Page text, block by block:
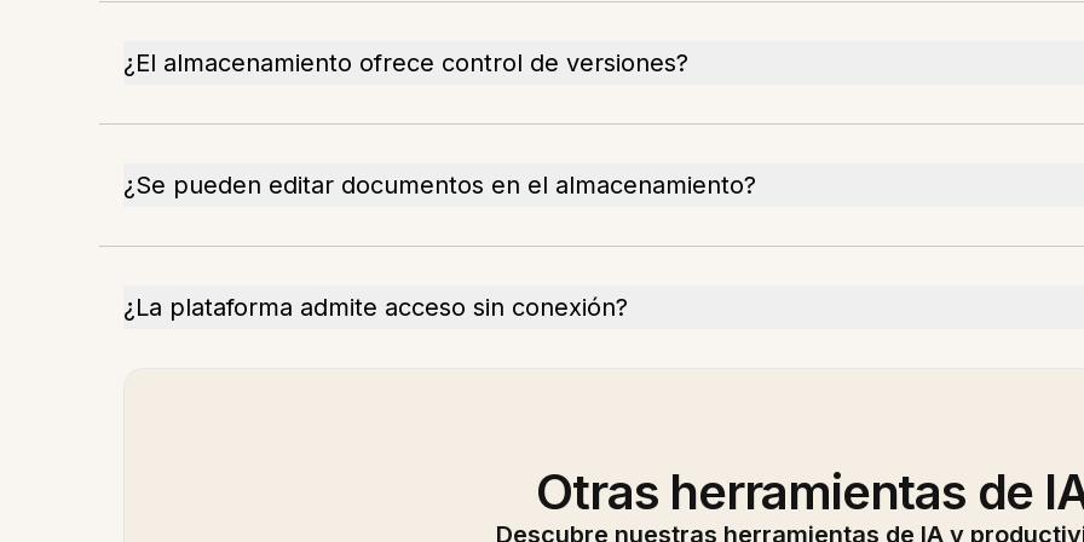
¿El almacenamiento ofrece control de versiones?
¿Se pueden editar documentos en el almacenamiento?
¿La plataforma admite acceso sin conexión?
Otras herramientas de
Descubre nuestras herramientas de IA y